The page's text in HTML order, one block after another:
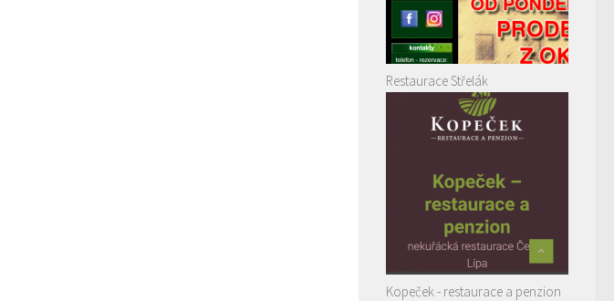
Restaurace Střelák
Kopeček - restaurace a penzion